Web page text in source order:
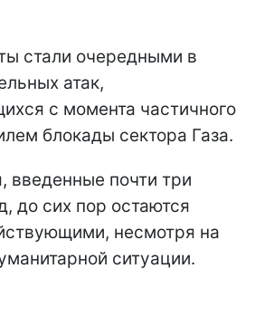
стали очередными в
атак,
с момента частичного
блокады сектора Газа.
введенные почти три
до сих пор остаются
несмотря на
ситуации.